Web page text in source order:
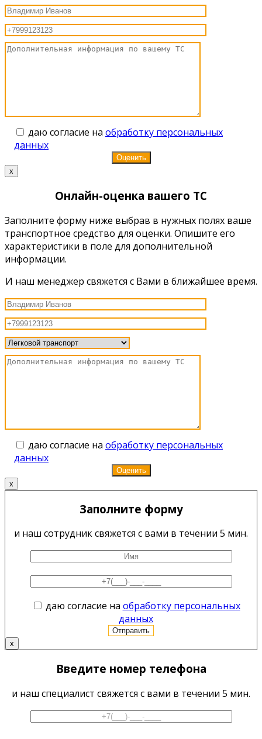
даю согласие на обработку персональных
данных
x
Онлайн-оценка вашего ТС
Заполните форму ниже выбрав в нужных полях ваше
транспортное средство для оценки. Опишите его
характеристики в поле для дополнительной
информации.
И наш менеджер свяжется с Вами в ближайшее время.
даю согласие на обработку персональных
данных
x
Заполните форму
и наш сотрудник свяжется с вами в течении 5 мин.
даю согласие на обработку персональных
данных
x
Введите номер телефона
и наш специалист свяжется с вами в течении 5 мин.